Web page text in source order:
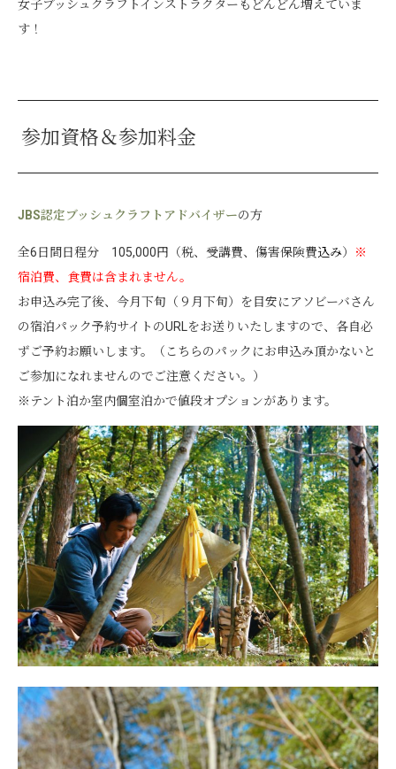
女子ブッシュクラフトインストラクターもどんどん増えていま
す！
参加資格＆参加料金
JBS認定ブッシュクラフトアドバイザーの方
全6日間日程分 105,000円（税、受講費、傷害保険費込み）
※
宿泊費、食費は含まれません。
お申込み完了後、今月下旬（９月下旬）を目安にアソビーバさん
の宿泊パック予約サイトのURLをお送りいたしますので、各自必
ずご予約お願いします。（こちらのパックにお申込み頂かないと
ご参加になれませんのでご注意ください。）
※テント泊か室内個室泊かで値段オプションがあります。